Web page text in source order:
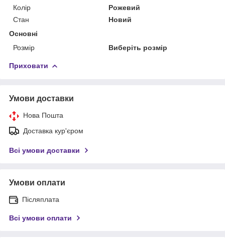
Колір
Рожевий
Стан
Новий
Основні
Розмір
Виберіть розмір
Приховати
Умови доставки
Нова Пошта
Доставка кур'єром
Всі умови доставки
Умови оплати
Післяплата
Всі умови оплати